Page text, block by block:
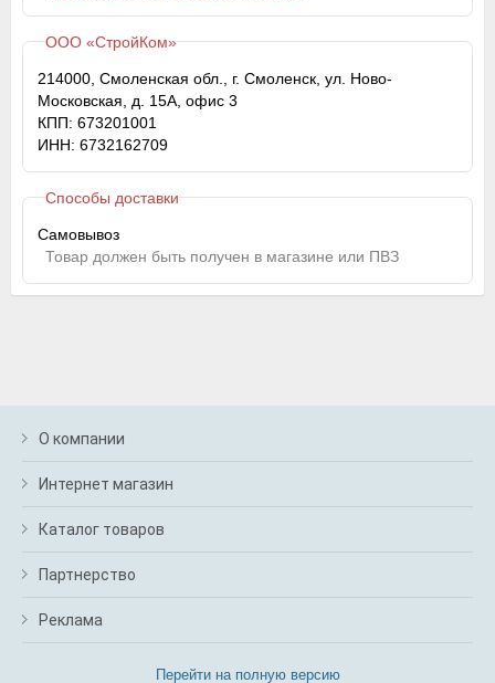
ООО «СтройКом»
214000, Смоленская обл., г. Смоленск, ул. Ново-
Московская, д. 15А, офис 3
КПП: 673201001
ИНН: 6732162709
Способы доставки
Самовывоз
Товар должен быть получен в магазине или ПВЗ
О компании
Интернет магазин
Каталог товаров
Партнерство
Реклама
Перейти на полную версию